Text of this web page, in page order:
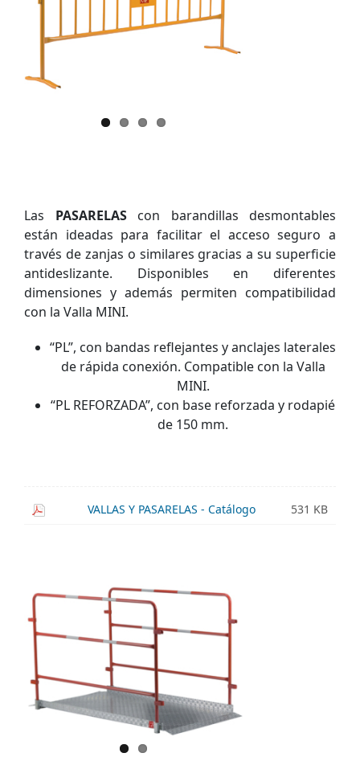
Las PASARELAScon barandillas desmontables
están ideadas para facilitar el acceso seguro a
través de zanjas o similares gracias a su superficie
antideslizante. Disponibles en diferentes
dimensiones y además permiten compatibilidad
con la Valla MINI.
“PL”, con bandas reflejantes y anclajes laterales
de rápida conexión. Compatible con la Valla
MINI.
“PL REFORZADA”, con base reforzada y rodapié
de 150 mm.
531 KB
VALLAS Y PASARELAS - Catálogo